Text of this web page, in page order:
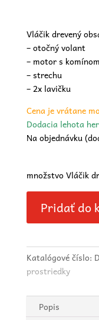
Vláčik drevený
– otočný volant
– motor s komínom
– strechu
– 2x lavičku
Cena je vrátane
Dodacia lehota
Na objednávku
množstvo Vláčik
Pridať do
Katalógové číslo:
prostriedky
Popis